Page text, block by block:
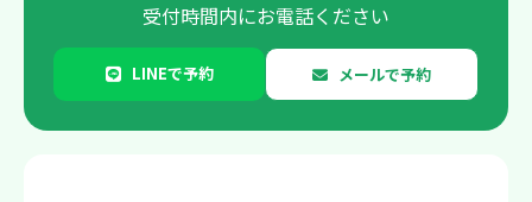
受付時間内にお電話ください
LINEで予約 メールで予約